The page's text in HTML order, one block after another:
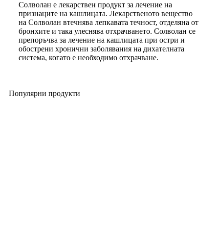
Солволан е лекарствен продукт за лечение на
признаците на кашлицата. Лекарственото вещество
на Солволан втечнява лепкавата течност, отделяна от
бронхите и така улеснява отхрачването. Солволан се
препоръчва за лечение на кашлицата при остри и
обострени хронични заболявания на дихателната
система, когато е необходимо отхрачване.
Популярни продукти